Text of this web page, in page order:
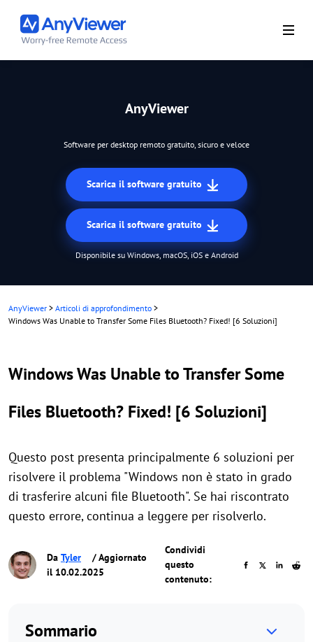
AnyViewer
Software per desktop remoto gratuito, sicuro e veloce
Scarica il software gratuito
Scarica il software gratuito
Disponibile su Windows, macOS, iOS e Android
AnyViewer > Articoli di approfondimento >
Windows Was Unable to Transfer Some Files Bluetooth? Fixed! [6 Soluzioni]
Windows Was Unable to Transfer Some
Files Bluetooth? Fixed! [6 Soluzioni]
Questo post presenta principalmente 6 soluzioni per
risolvere il problema "Windows non è stato in grado
di trasferire alcuni file Bluetooth". Se hai riscontrato
questo errore, continua a leggere per risolverlo.
Da Tyler
/ Aggiornato
il 10.02.2025
Condividi
questo
contenuto:
Sommario